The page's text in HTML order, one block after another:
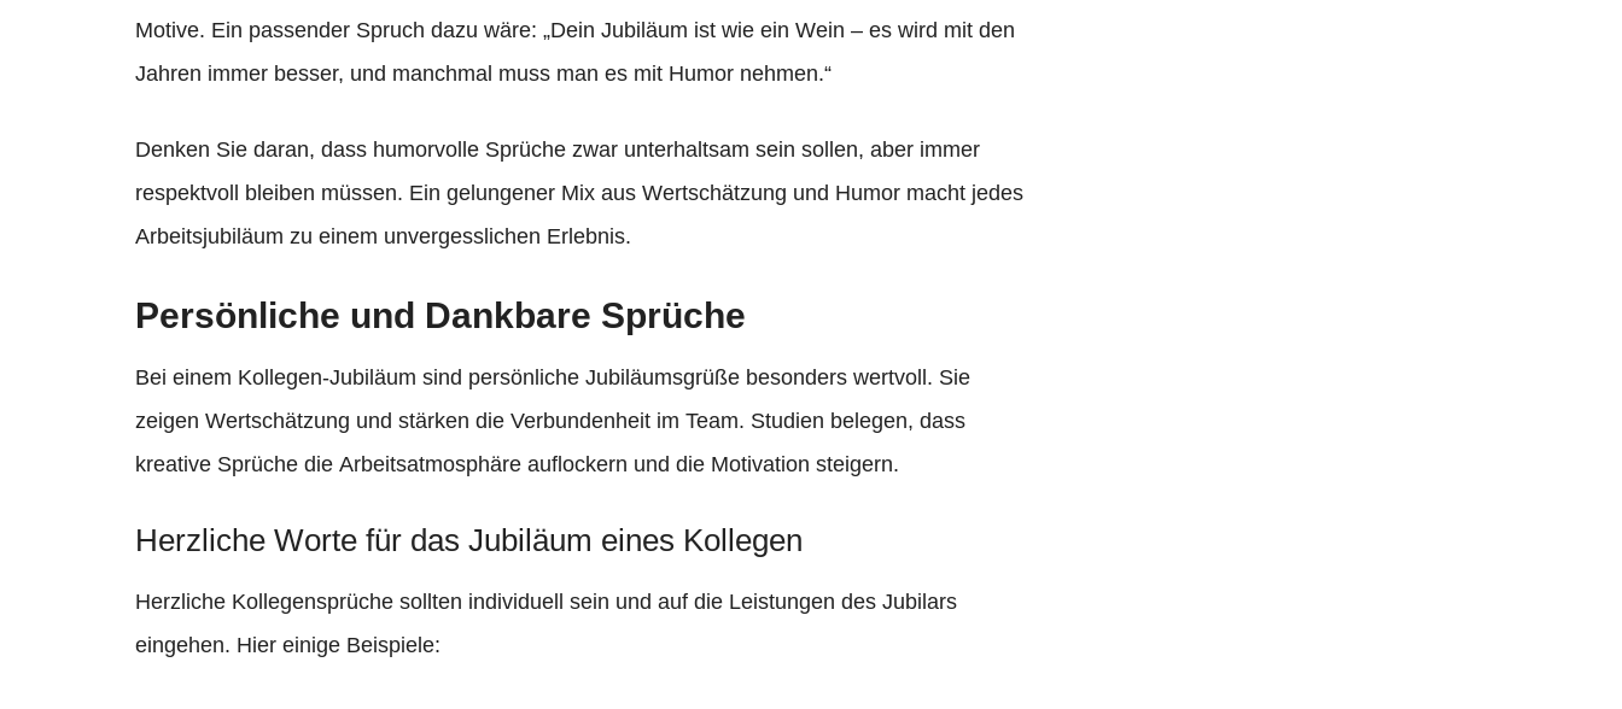
Motive. Ein passender Spruch dazu wäre: „Dein Jubiläum ist wie ein Wein – es wird mit den
Jahren immer besser, und manchmal muss man es mit Humor nehmen.“
Denken Sie daran, dass humorvolle Sprüche zwar unterhaltsam sein sollen, aber immer
respektvoll bleiben müssen. Ein gelungener Mix aus Wertschätzung und Humor macht jedes
Arbeitsjubiläum zu einem unvergesslichen Erlebnis.
Persönliche und Dankbare Sprüche
Bei einem Kollegen-Jubiläum sind persönliche Jubiläumsgrüße besonders wertvoll. Sie
zeigen Wertschätzung und stärken die Verbundenheit im Team. Studien belegen, dass
kreative Sprüche die Arbeitsatmosphäre auflockern und die Motivation steigern.
Herzliche Worte für das Jubiläum eines Kollegen
Herzliche Kollegensprüche sollten individuell sein und auf die Leistungen des Jubilars
eingehen. Hier einige Beispiele: